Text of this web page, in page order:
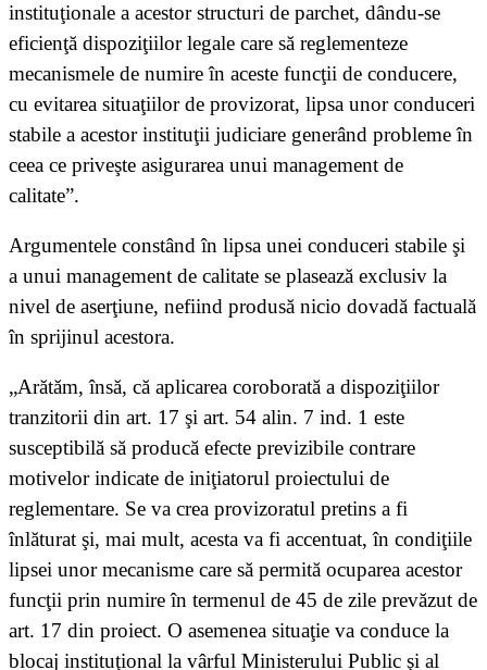
instituţionale a acestor structuri de parchet, dându-se
eficienţă dispoziţiilor legale care să reglementeze
mecanismele de numire în aceste funcţii de conducere,
cu evitarea situaţiilor de provizorat, lipsa unor conduceri
stabile a acestor instituţii judiciare generând probleme în
ceea ce priveşte asigurarea unui management de
calitate”.
Argumentele constând în lipsa unei conduceri stabile şi
a unui management de calitate se plasează exclusiv la
nivel de aserţiune, nefiind produsă nicio dovadă factuală
în sprijinul acestora.
„Arătăm, însă, că aplicarea coroborată a dispoziţiilor
tranzitorii din art. 17 şi art. 54 alin. 7 ind. 1 este
susceptibilă să producă efecte previzibile contrare
motivelor indicate de iniţiatorul proiectului de
reglementare. Se va crea provizoratul pretins a fi
înlăturat şi, mai mult, acesta va fi accentuat, în condiţiile
lipsei unor mecanisme care să permită ocuparea acestor
funcţii prin numire în termenul de 45 de zile prevăzut de
art. 17 din proiect. O asemenea situaţie va conduce la
blocaj instituţional la vârful Ministerului Public şi al